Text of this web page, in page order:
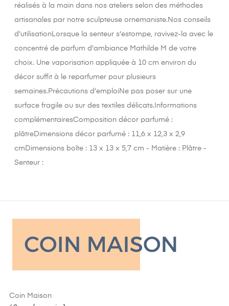
réalisés à la main dans nos ateliers selon des méthodes
artisanales par notre sculpteuse ornemaniste.Nos conseils
d'utilisationLorsque la senteur s'estompe, ravivez-la avec le
concentré de parfum d'ambiance Mathilde M de votre
choix. Une vaporisation appliquée à 10 cm environ du
décor suffit à le reparfumer pour plusieurs
semaines.Précautions d'emploiNe pas poser sur une
surface fragile ou sur des textiles délicats.Informations
complémentairesComposition décor parfumé :
plâtreDimensions décor parfumé : 11,6 x 12,3 x 2,9
cmDimensions boîte : 13 x 13 x 5,7 cm - Matière : Plâtre -
Senteur :
Coin Maison